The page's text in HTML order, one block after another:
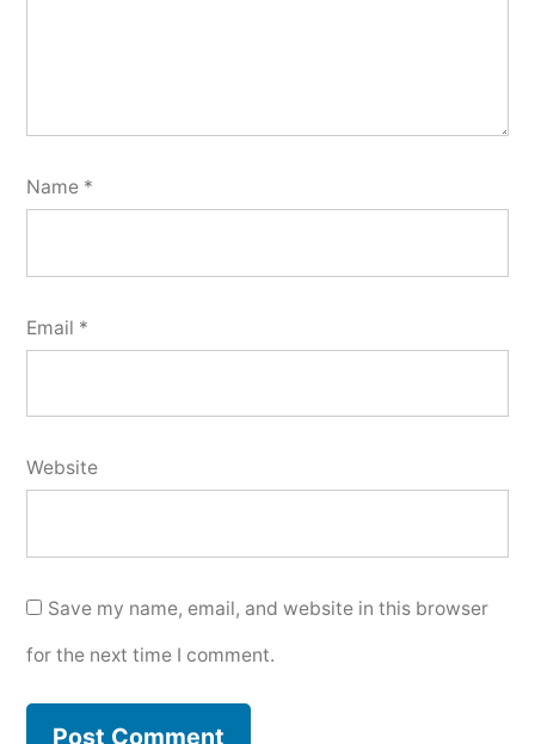
Name *
Email *
Website
Save my name, email, and website in this browser
for the next time I comment.